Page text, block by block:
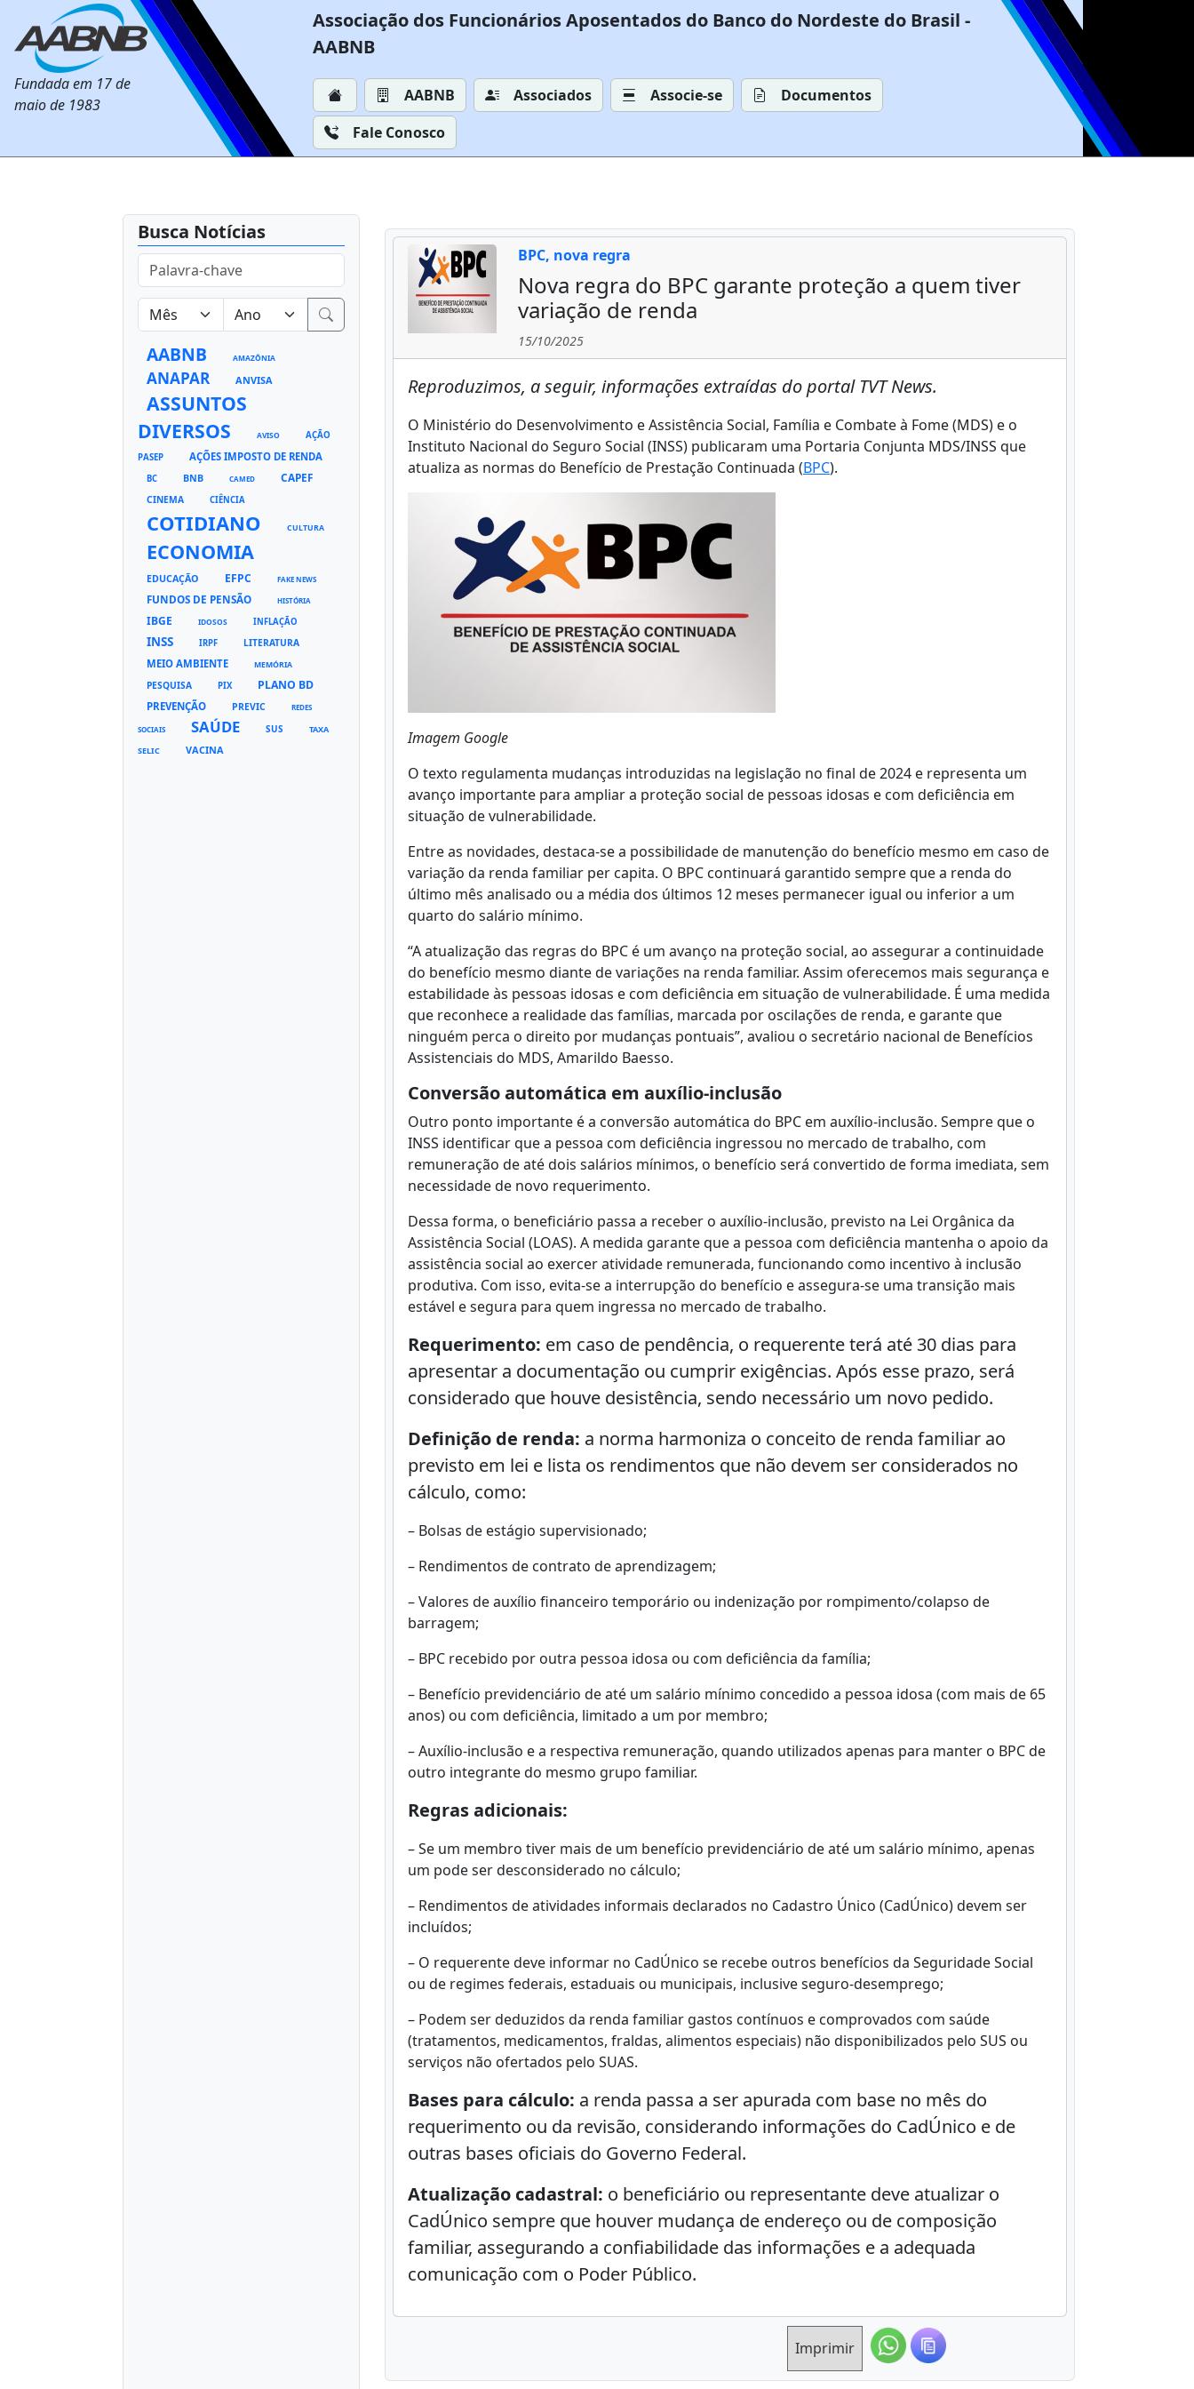
Fundada em 17 de
maio de 1983
Associação dos Funcionários Aposentados do Banco do Nordeste do Brasil -
AABNB
AABNB Associados Associe-se
Documentos
Fale Conosco
Busca Notícias
AABNB AMAZÔNIA
ANAPAR ANVISA
ASSUNTOS
DIVERSOS
AVISO
AÇÃO
PASEP
AÇÕES IMPOSTO DE RENDA
BC BNB CAMED CAPEF
CINEMA CIÊNCIA
COTIDIANO CULTURA
ECONOMIA
EDUCAÇÃO EFPC FAKE NEWS
FUNDOS DE PENSÃO HISTÓRIA
IBGE IDOSOS INFLAÇÃO
INSS IRPF LITERATURA
MEIO AMBIENTE MEMÓRIA
PESQUISA PIX PLANO BD
PREVENÇÃO PREVIC REDES
SOCIAIS SAÚDE SUS
TAXA
SELIC
VACINA
BPC, nova regra
Nova regra do BPC garante proteção a quem tiver
variação de renda
15/10/2025
Reproduzimos, a seguir, informações extraídas do portal TVT News.
O Ministério do Desenvolvimento e Assistência Social, Família e Combate à Fome (MDS) e o
Instituto Nacional do Seguro Social (INSS) publicaram uma Portaria Conjunta MDS/INSS que
atualiza as normas do Benefício de Prestação Continuada (BPC).
Imagem Google
O texto regulamenta mudanças introduzidas na legislação no final de 2024 e representa um
avanço importante para ampliar a proteção social de pessoas idosas e com deficiência em
situação de vulnerabilidade.
Entre as novidades, destaca-se a possibilidade de manutenção do benefício mesmo em caso de
variação da renda familiar per capita. O BPC continuará garantido sempre que a renda do
último mês analisado ou a média dos últimos 12 meses permanecer igual ou inferior a um
quarto do salário mínimo.
“A atualização das regras do BPC é um avanço na proteção social, ao assegurar a continuidade
do benefício mesmo diante de variações na renda familiar. Assim oferecemos mais segurança e
estabilidade às pessoas idosas e com deficiência em situação de vulnerabilidade. É uma medida
que reconhece a realidade das famílias, marcada por oscilações de renda, e garante que
ninguém perca o direito por mudanças pontuais”, avaliou o secretário nacional de Benefícios
Assistenciais do MDS, Amarildo Baesso.
Conversão automática em auxílio-inclusão
Outro ponto importante é a conversão automática do BPC em auxílio-inclusão. Sempre que o
INSS identificar que a pessoa com deficiência ingressou no mercado de trabalho, com
remuneração de até dois salários mínimos, o benefício será convertido de forma imediata, sem
necessidade de novo requerimento.
Dessa forma, o beneficiário passa a receber o auxílio-inclusão, previsto na Lei Orgânica da
Assistência Social (LOAS). A medida garante que a pessoa com deficiência mantenha o apoio da
assistência social ao exercer atividade remunerada, funcionando como incentivo à inclusão
produtiva. Com isso, evita-se a interrupção do benefício e assegura-se uma transição mais
estável e segura para quem ingressa no mercado de trabalho.
Requerimento: em caso de pendência, o requerente terá até 30 dias para
apresentar a documentação ou cumprir exigências. Após esse prazo, será
considerado que houve desistência, sendo necessário um novo pedido.
Definição de renda: a norma harmoniza o conceito de renda familiar ao
previsto em lei e lista os rendimentos que não devem ser considerados no
cálculo, como:
– Bolsas de estágio supervisionado;
– Rendimentos de contrato de aprendizagem;
– Valores de auxílio financeiro temporário ou indenização por rompimento/colapso de
barragem;
– BPC recebido por outra pessoa idosa ou com deficiência da família;
– Benefício previdenciário de até um salário mínimo concedido a pessoa idosa (com mais de 65
anos) ou com deficiência, limitado a um por membro;
– Auxílio-inclusão e a respectiva remuneração, quando utilizados apenas para manter o BPC de
outro integrante do mesmo grupo familiar.
Regras adicionais:
– Se um membro tiver mais de um benefício previdenciário de até um salário mínimo, apenas
um pode ser desconsiderado no cálculo;
– Rendimentos de atividades informais declarados no Cadastro Único (CadÚnico) devem ser
incluídos;
– O requerente deve informar no CadÚnico se recebe outros benefícios da Seguridade Social
ou de regimes federais, estaduais ou municipais, inclusive seguro-desemprego;
– Podem ser deduzidos da renda familiar gastos contínuos e comprovados com saúde
(tratamentos, medicamentos, fraldas, alimentos especiais) não disponibilizados pelo SUS ou
serviços não ofertados pelo SUAS.
Bases para cálculo: a renda passa a ser apurada com base no mês do
requerimento ou da revisão, considerando informações do CadÚnico e de
outras bases oficiais do Governo Federal.
Atualização cadastral: o beneficiário ou representante deve atualizar o
CadÚnico sempre que houver mudança de endereço ou de composição
familiar, assegurando a confiabilidade das informações e a adequada
comunicação com o Poder Público.
Imprimir